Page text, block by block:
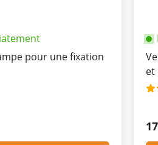
pour une fixation
et